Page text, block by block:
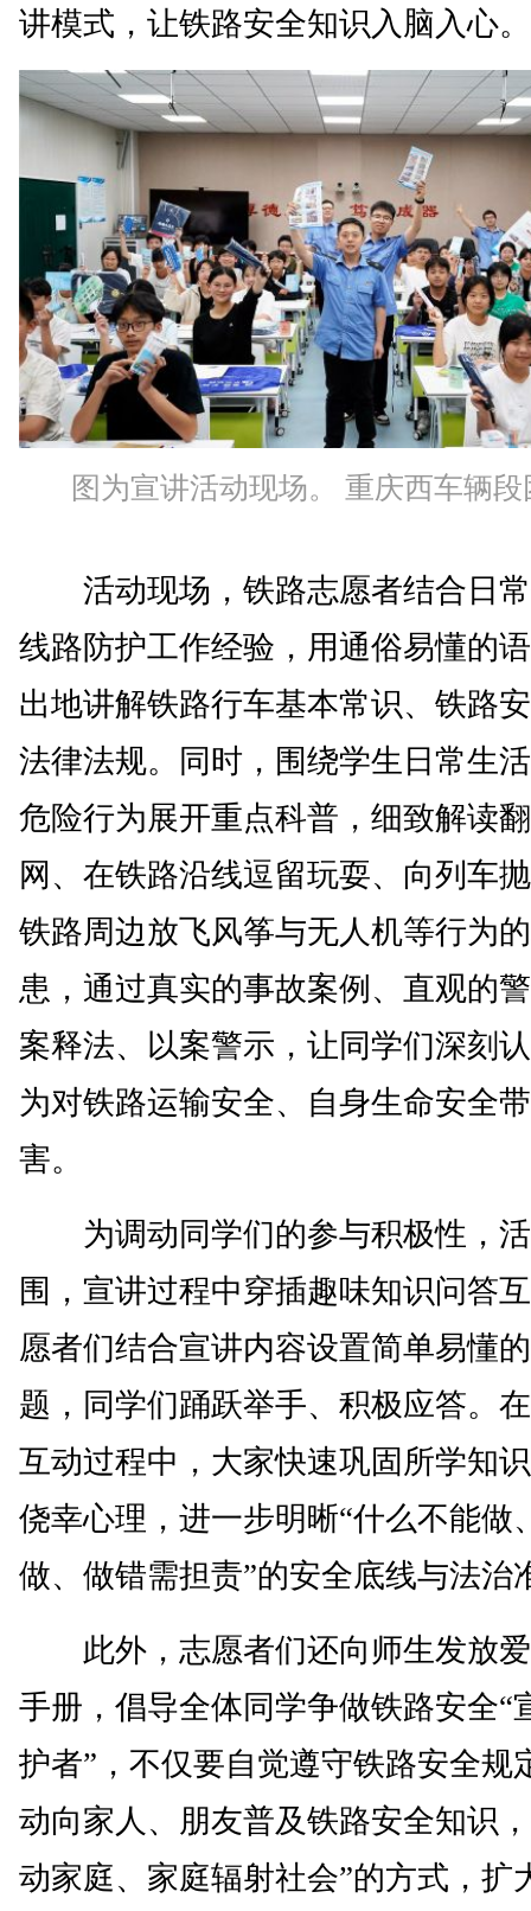
讲模式，让铁路安全知识入脑入心。
图为宣讲活动现场。 重庆西车辆
活动现场，铁路志愿者结合日常
线路防护工作经验，用通俗易懂的
出地讲解铁路行车基本常识、铁路
法律法规。同时，围绕学生日常生
危险行为展开重点科普，细致解读
网、在铁路沿线逗留玩耍、向列车
铁路周边放飞风筝与无人机等行为
患，通过真实的事故案例、直观的
案释法、以案警示，让同学们深刻
为对铁路运输安全、自身生命安全
害。
为调动同学们的参与积极性，活
围，宣讲过程中穿插趣味知识问答
愿者们结合宣讲内容设置简单易懂
题，同学们踊跃举手、积极应答。
互动过程中，大家快速巩固所学知
侥幸心理，进一步明晰“什么不能做
做、做错需担责”的安全底线与法治
此外，志愿者们还向师生发放爱
手册，倡导全体同学争做铁路安全“
护者”，不仅要自觉遵守铁路安全规
动向家人、朋友普及铁路安全知识
动家庭、家庭辐射社会”的方式，扩